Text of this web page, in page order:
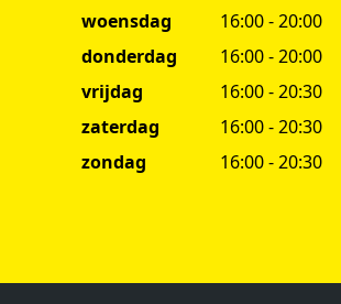
woensdag
16:00 - 20:00
donderdag
16:00 - 20:00
vrijdag
16:00 - 20:30
zaterdag
16:00 - 20:30
zondag
16:00 - 20:30